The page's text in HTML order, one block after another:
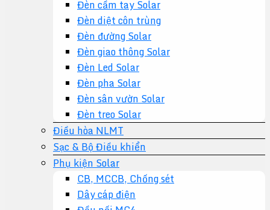
Đèn cầm tay Solar
Đèn diệt côn trùng
Đèn đường Solar
Đèn giao thông Solar
Đèn Led Solar
Đèn pha Solar
Đèn sân vườn Solar
Đèn treo Solar
Điều hòa NLMT
Sạc & Bộ Điều khiển
Phụ kiện Solar
CB, MCCB, Chống sét
Dây cáp điện